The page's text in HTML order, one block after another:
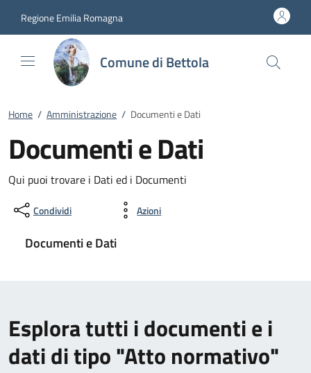
Regione Emilia Romagna
Comune di Bettola
Home / Amministrazione / Documenti e Dati
Documenti e Dati
Qui puoi trovare i Dati ed i Documenti
Condividi Azioni
Documenti e Dati
Esplora tutti i documenti e i
dati di tipo "Atto normativo"